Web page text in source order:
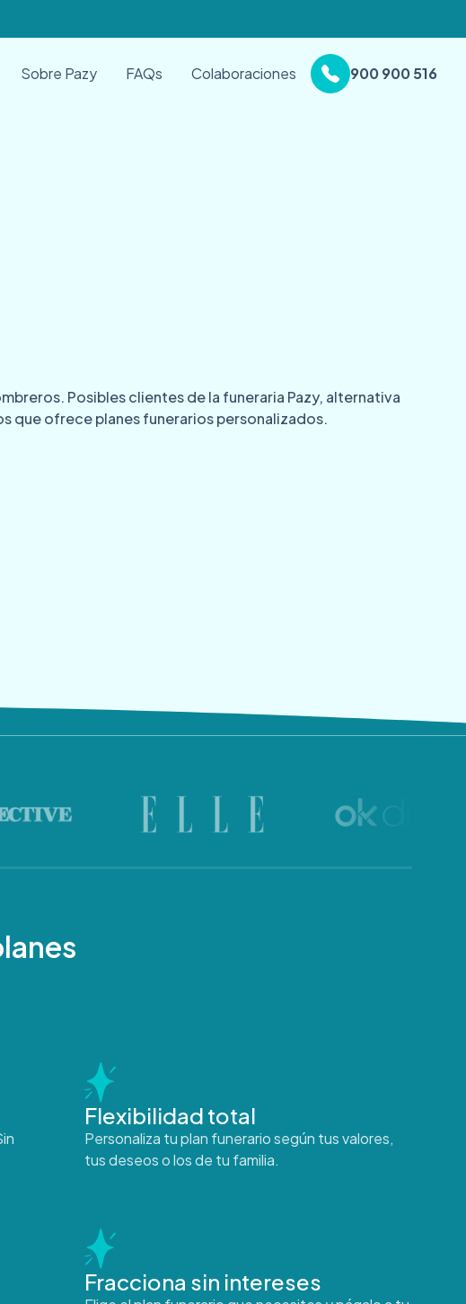
Sobre Pazy FAQs Colaboraciones 900 900 516
Flexibilidad total
Personaliza tu plan funerario según tus valores,
tus deseos o los de tu familia.
Fracciona sin intereses